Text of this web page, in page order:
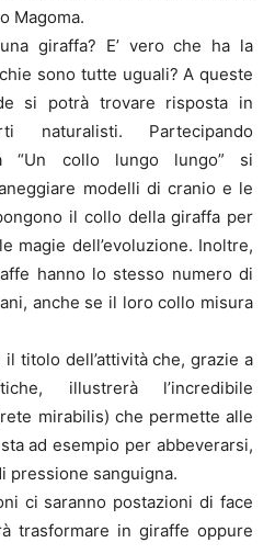
Magoma.
giraffa? E’ vero che ha la
sono tutte uguali? A queste
si potrà trovare risposta in
naturalisti. Partecipando
“Un collo lungo lungo” si
modelli di cranio e le
il collo della giraffa per
magie dell’evoluzione. Inoltre,
hanno lo stesso numero di
anche se il loro collo misura
titolo dell’attività che, grazie a
illustrerà l’incredibile
mirabilis) che permette alle
ad esempio per abbeverarsi,
pressione sanguigna.
ci saranno postazioni di face
trasformare in giraffe oppure